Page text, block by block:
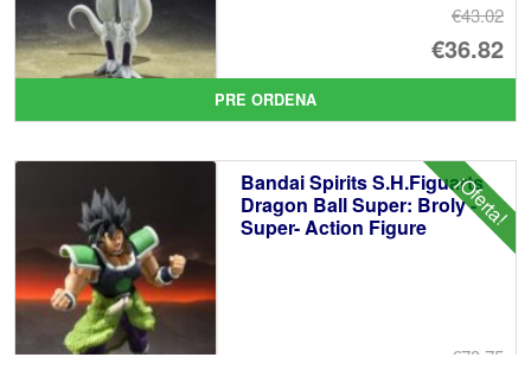
€43.02
El
€36.82
El
PRE ORDENA
¡Oferta!
Bandai Spirits S.H.Figuarts
Dragon Ball Super: Broly -
Super- Action Figure
€73.75